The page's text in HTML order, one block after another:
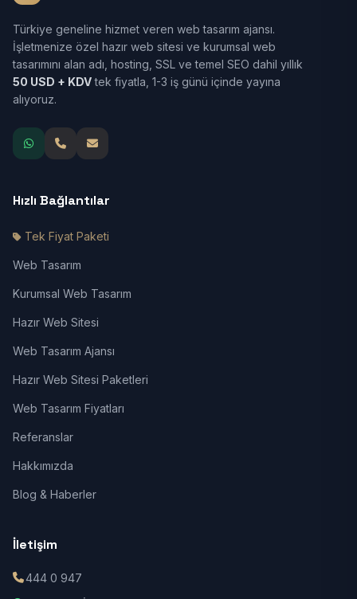
Türkiye geneline hizmet veren web tasarım ajansı.
İşletmenize özel hazır web sitesi ve kurumsal web
tasarımını alan adı, hosting, SSL ve temel SEO dahil yıllık
50 USD + KDVtek fiyatla, 1-3 iş günü içinde yayına
alıyoruz.
Hızlı Bağlantılar
Tek Fiyat Paketi
Web Tasarım
Kurumsal Web Tasarım
Hazır Web Sitesi
Web Tasarım Ajansı
Hazır Web Sitesi Paketleri
Web Tasarım Fiyatları
Referanslar
Hakkımızda
Blog & Haberler
İletişim
444 0 947